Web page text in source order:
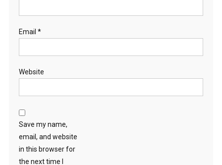
Email *
Website
Save my name,
email, and website
in this browser for
the next time I